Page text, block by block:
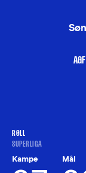
AGF
RØLL
SUPERLIGA
Kampe Mål